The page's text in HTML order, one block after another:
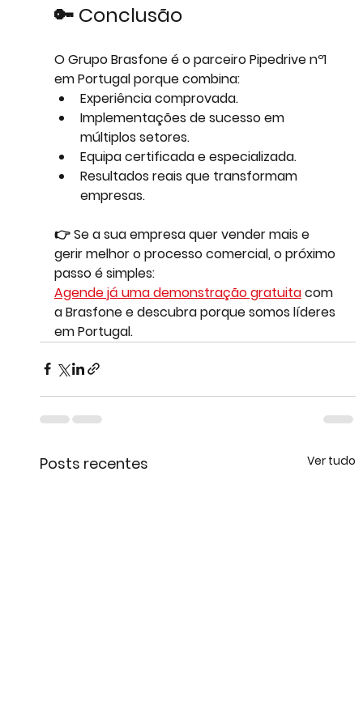
🔑 Conclusão
O Grupo Brasfone é o parceiro Pipedrive nº1
em Portugal porque combina:
Experiência comprovada.
Implementações de sucesso em
múltiplos setores.
Equipa certificada e especializada.
Resultados reais que transformam
empresas.
👉 Se a sua empresa quer vender mais e
gerir melhor o processo comercial, o próximo
passo é simples:
Agende já uma demonstração gratuita com
a Brasfone e descubra porque somos líderes
em Portugal.
Posts recentes Ver tudo